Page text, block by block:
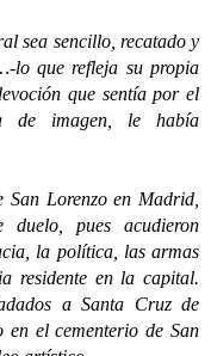
sencillo, recatado y
lo que refleja su propia
que sentía por el
de imagen, le había
Lorenzo en Madrid,
duelo, pues acudieron
la política, las armas
residente en la capital.
a Santa Cruz de
en el cementerio de San